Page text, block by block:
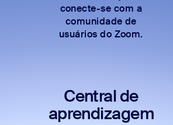
conecte-se com a
comunidade de
usuários do Zoom.
Central de
aprendizagem